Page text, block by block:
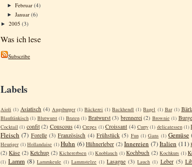
►Februar(4)
►Januar(6)
► 2005 (3)
Was ich lese
Subscribe
Labels
Aioli (1) Asiatisch (4) Augsburger (1) Bäckerei (1) Backhendl (1) Bagel (1) Bar (1)
Blaufränkisch (1) Blutwurst (1) Braten (1) Bratwurst (3) brennerei (2) Brownie (1)
Cocktail (1) confit (2) Couscous (4) Crepes (1) Croissant (4) Curry (1) delicatessen (1)
Fleisch (7) Forelle (3) Französisch (4) Frühstück (5) Fun (1) Gans (1) Gemüse
Heuriger (1) Hollandaise (1) Huhn (6) Hühnerleber (2) Innereien (7)Italien (11)
(2) Käse (2) Ketchup (2) Kichererbsen (1) Knoblauch (1) Kochbuch (2) Kochkurs (1)
(1) Lamm (8) Lammkeule (1) Lammstelze (1) Lasagne (3) Lauch (1) Leber (5)